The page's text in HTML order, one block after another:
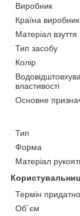
Виробник
Країна виробник
Матеріал взуття
Тип засобу
Колір
властивості
Основне
Тип
Форма
Матеріал
Термін
Об`єм